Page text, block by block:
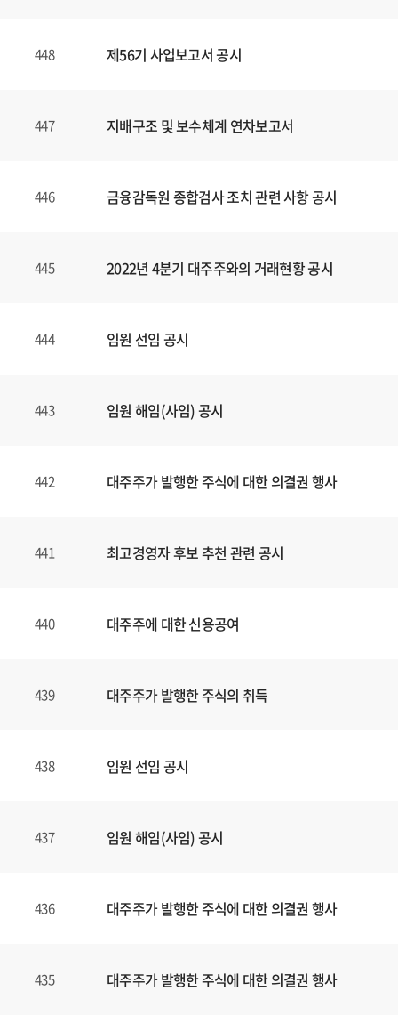
448 제56기 사업보고서 공시
447 지배구조 및 보수체계 연차보고서
446 금융감독원 종합검사 조치 관련 사항 공시
445 2022년 4분기 대주주와의 거래현황 공시
444 임원 선임 공시
443 임원 해임(사임) 공시
442 대주주가 발행한 주식에 대한 의결권 행사
441 최고경영자 후보 추천 관련 공시
440 대주주에 대한 신용공여
439 대주주가 발행한 주식의 취득
438 임원 선임 공시
437 임원 해임(사임) 공시
436 대주주가 발행한 주식에 대한 의결권 행사
435 대주주가 발행한 주식에 대한 의결권 행사